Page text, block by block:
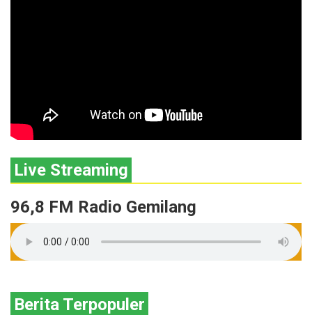
Live Streaming
96,8 FM Radio Gemilang
Berita Terpopuler